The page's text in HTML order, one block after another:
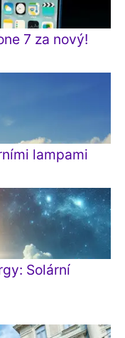
7 za nový!
lampami
Solární